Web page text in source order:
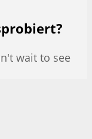
wait to see